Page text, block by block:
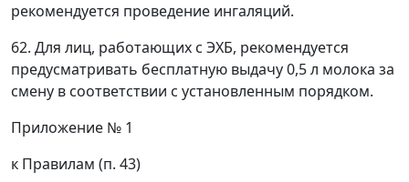
рекомендуется проведение ингаляций.
62. Для лиц, работающих с ЭХБ, рекомендуется
предусматривать бесплатную выдачу 0,5 л молока за
смену в соответствии с установленным порядком.
Приложение № 1
к Правилам (п. 43)